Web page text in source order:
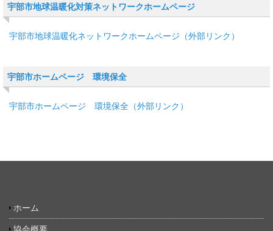
宇部市地球温暖化対策ネットワークホームページ
宇部市地球温暖化ネットワークホームページ（外部リンク）
宇部市ホームページ 環境保全
宇部市ホームページ 環境保全（外部リンク）
ホーム
協会概要